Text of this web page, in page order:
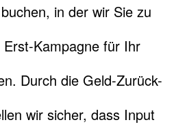
in der wir Sie zu
Kampagne für Ihr
Durch die Geld-Zurück-
wir sicher, dass Input